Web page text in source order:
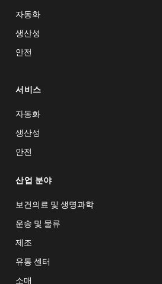
자동화
생산성
안전
서비스
자동화
생산성
안전
산업 분야
보건의료 및 생명과학
운송 및 물류
제조
유통 센터
소매